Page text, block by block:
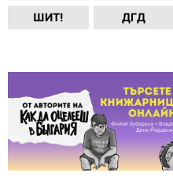
ШИТ! ДГД